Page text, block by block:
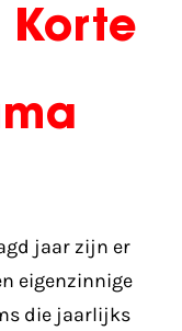
jaar zijn er
eigenzinnige
die jaarlijks